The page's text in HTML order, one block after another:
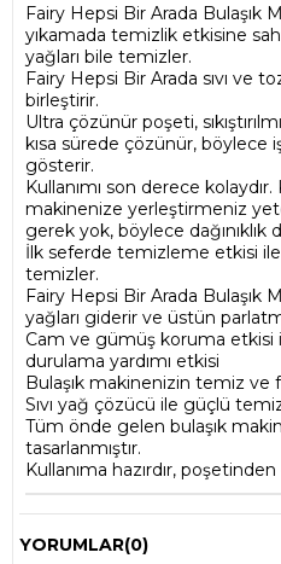
Fairy Hepsi Bir Arada Bulaşık
yıkamada temizlik etkisine
yağları bile temizler.
Fairy Hepsi Bir Arada sıvı ve
birleştirir.
Ultra çözünür poşeti,
kısa sürede çözünür,
gösterir.
Kullanımı son derece
makinenize yerleştirmeniz
gerek yok, böylece dağınıklık
İlk seferde temizleme etkisi
temizler.
Fairy Hepsi Bir Arada Bulaşık
yağları giderir ve üstün
Cam ve gümüş koruma etkisi
durulama yardımı etkisi
Bulaşık makinenizin temiz ve
Sıvı yağ çözücü ile güçlü
Tüm önde gelen bulaşık
tasarlanmıştır.
Kullanıma hazırdır,
YORUMLAR(0)